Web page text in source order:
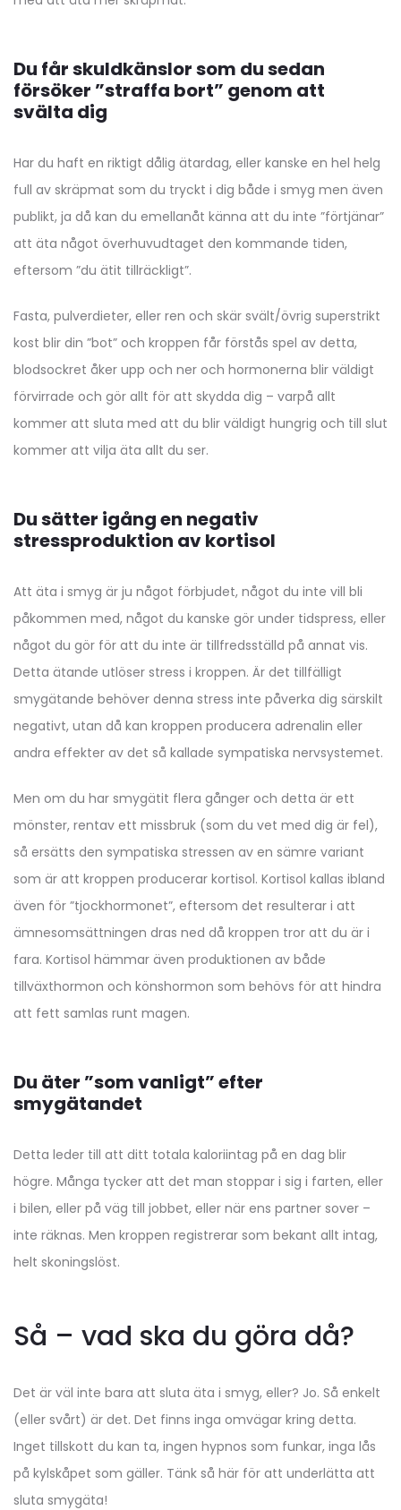
Du får skuldkänslor som du sedan
försöker ”straffa bort” genom att
svälta dig
Har du haft en riktigt dålig ätardag, eller kanske en hel helg
full av skräpmat som du tryckt i dig både i smyg men även
publikt, ja då kan du emellanåt känna att du inte ”förtjänar”
att äta något överhuvudtaget den kommande tiden,
eftersom ”du ätit tillräckligt”.
Fasta, pulverdieter, eller ren och skär svält/övrig superstrikt
kost blir din ”bot” och kroppen får förstås spel av detta,
blodsockret åker upp och ner och hormonerna blir väldigt
förvirrade och gör allt för att skydda dig – varpå allt
kommer att sluta med att du blir väldigt hungrig och till slut
kommer att vilja äta allt du ser.
Du sätter igång en negativ
stressproduktion av kortisol
Att äta i smyg är ju något förbjudet, något du inte vill bli
påkommen med, något du kanske gör under tidspress, eller
något du gör för att du inte är tillfredsställd på annat vis.
Detta ätande utlöser stress i kroppen. Är det tillfälligt
smygätande behöver denna stress inte påverka dig särskilt
negativt, utan då kan kroppen producera adrenalin eller
andra effekter av det så kallade sympatiska nervsystemet.
Men om du har smygätit flera gånger och detta är ett
mönster, rentav ett missbruk (som du vet med dig är fel),
så ersätts den sympatiska stressen av en sämre variant
som är att kroppen producerar kortisol. Kortisol kallas ibland
även för ”tjockhormonet”, eftersom det resulterar i att
ämnesomsättningen dras ned då kroppen tror att du är i
fara. Kortisol hämmar även produktionen av både
tillväxthormon och könshormon som behövs för att hindra
att fett samlas runt magen.
Du äter ”som vanligt” efter
smygätandet
Detta leder till att ditt totala kaloriintag på en dag blir
högre. Många tycker att det man stoppar i sig i farten, eller
i bilen, eller på väg till jobbet, eller när ens partner sover –
inte räknas. Men kroppen registrerar som bekant allt intag,
helt skoningslöst.
Så – vad ska du göra då?
Det är väl inte bara att sluta äta i smyg, eller? Jo. Så enkelt
(eller svårt) är det. Det finns inga omvägar kring detta.
Inget tillskott du kan ta, ingen hypnos som funkar, inga lås
på kylskåpet som gäller. Tänk så här för att underlätta att
sluta smygäta!